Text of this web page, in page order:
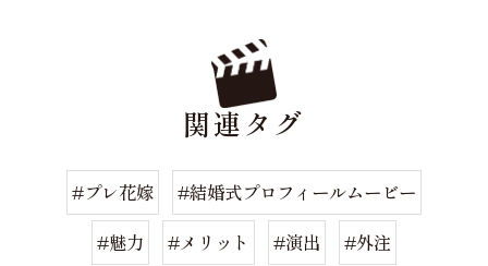
関連タグ
#プレ花嫁
#結婚式プロフィールムービー
#魅力
#メリット #演出
#外注